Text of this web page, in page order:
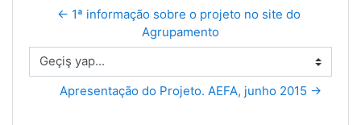
← 1ª informação sobre o projeto no site do
Agrupamento
Geçiş yap...
Apresentação do Projeto. AEFA, junho 2015 →